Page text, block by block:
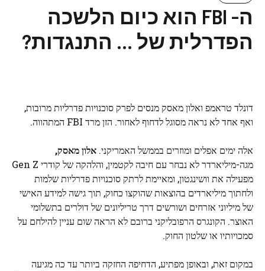
ה- FBI הוא כיום הלשכה
הפדרלית של … התנגדות?
דונלד טראמפ ואלון מאסק מנסים לפרק סוכנויות פדרליות מרובות,
ואף אחד לא נראה מסוגל לדחוף לאחור. הזן מרד FBI המתהווה.
אלה ימים אפלים ומוזרים בממשל האמריקני. אלון מאסק,
מגה-מיליארדר לא נבחר עם חיבה לקטמין, והלהקה של קודרי Gen Z
מפעילה את וושינגטון, ומאיימת לרתק סוכנויות פדרליות שלמות
ולחתוך מיליארדים בהוצאות שהוקצו כחוק, תוך גישה למידע האישי
של מיליוני אזרחים ושורשים דרך טריליונים של דולרים בתשלומי
האוצר. הקונגרס הרפובליקני ברובם לא הראה שום עניין להילחם על
סמכויותיו או שלטון החוק.
במקום זאת, ובאופן מפתיע, הדחיפה החזקה ביותר עד כה מגיעה